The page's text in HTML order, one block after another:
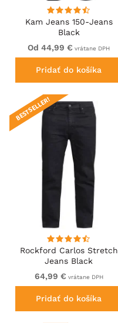
Kam Jeans 150-Jeans
Black
Od 44,99 € vrátane DPH
Pridať do košíka
Rockford Carlos Stretch
Jeans Black
BESTSELLER!
64,99 € vrátane DPH
Pridať do košíka